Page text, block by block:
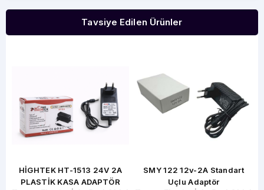
Tavsiye Edilen Ürünler
HİGHTEK HT-1513 24V 2A
PLASTİK KASA ADAPTÖR
SMY 122 12v-2A Standart
Uçlu Adaptör